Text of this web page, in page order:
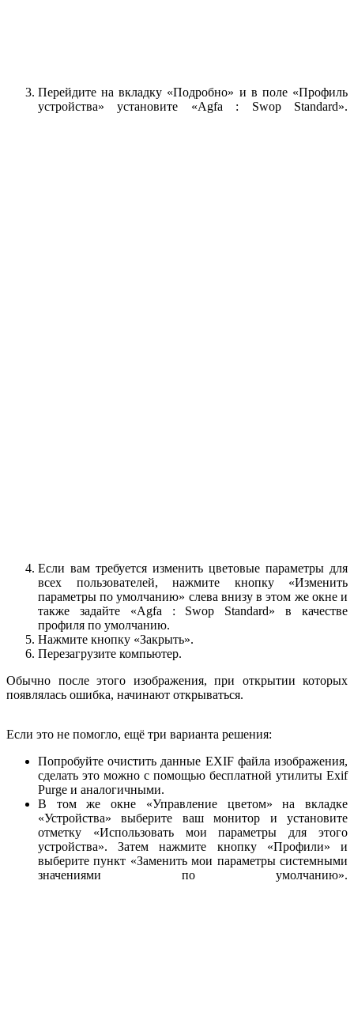
Перейдите на вкладку «Подробно» и в поле «Профиль
устройства» установите «Agfa : Swop Standard».
Если вам требуется изменить цветовые параметры для
всех пользователей, нажмите кнопку «Изменить
параметры по умолчанию» слева внизу в этом же окне и
также задайте «Agfa : Swop Standard» в качестве
профиля по умолчанию.
Нажмите кнопку «Закрыть».
Перезагрузите компьютер.
Обычно после этого изображения, при открытии которых
появлялась ошибка, начинают открываться.
Если это не помогло, ещё три варианта решения:
Попробуйте очистить данные EXIF файла изображения,
сделать это можно с помощью бесплатной утилиты Exif
Purge и аналогичными.
В том же окне «Управление цветом» на вкладке
«Устройства» выберите ваш монитор и установите
отметку «Использовать мои параметры для этого
устройства». Затем нажмите кнопку «Профили» и
выберите пункт «Заменить мои параметры системными
значениями по умолчанию».